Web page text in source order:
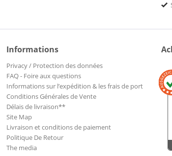
Informations
Privacy / Protection des données
FAQ - Foire aux questions
Informations sur l’expédition & les frais de port
Conditions Générales de Vente
Délais de livraison**
Site Map
Livraison et conditions de paiement
Politique De Retour
The media